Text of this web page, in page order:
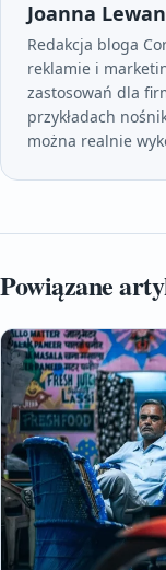
Joanna
Redakcja bloga
reklamie i
zastosowań dla
przykładach
można realnie
Powiązane